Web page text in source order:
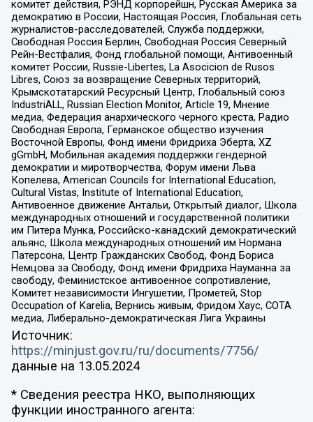
комитет действия, РЭНД корпорейшн, Русская Америка за
демократию в России, Настоящая Россия, Глобальная сеть
журналистов-расследователей, Служба поддержки,
Свободная Россия Берлин, Свободная Россия Северный
Рейн-Вестфалия, Фонд глобальной помощи, Антивоенный
комитет России, Russie-Libertes, La Asocicion de Rusos
Libres, Союз за возвращение Северных территорий,
Крымскотатарский Ресурсный Центр, Глобальный союз
IndustriALL, Russian Election Monitor, Article 19, Мнение
медиа, Федерация анархического черного креста, Радио
Свободная Европа, Германское общество изучения
Восточной Европы, Фонд имени Фридриха Эберта, XZ
gGmbH, Мобильная академия поддержки гендерной
демократии и миротворчества, Форум имени Льва
Копелева, American Councils for International Education,
Cultural Vistas, Institute of International Education,
Антивоенное движение Антальи, Открытый диалог, Школа
международных отношений и государственной политики
им Питера Мунка, Российско-канадский демократический
альянс, Школа международных отношений им Нормана
Патерсона, Центр Гражданских Свобод, Фонд Бориса
Немцова за Свободу, Фонд имени Фридриха Науманна за
свободу, Феминистское антивоенное сопротивление,
Комитет независимости Ингушетии, Прометей, Stop
Occupation of Karelia, Вернись живым, Фридом Хаус, СОТА
медиа, Либерально-демократическая Лига Украины
Источник:
https://minjust.gov.ru/ru/documents/7756/
данные на 13.05.2024
* Сведения реестра НКО, выполняющих
функции иностранного агента: